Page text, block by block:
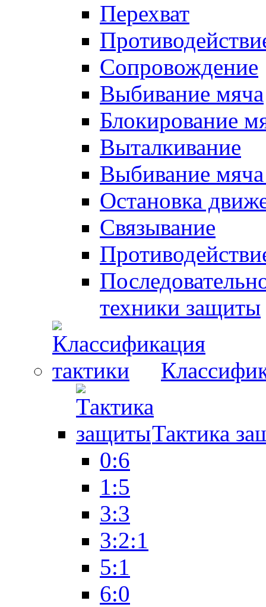
Перехват
Сопровождение
Выбивание мяча
Блокирование
Выталкивание
Выбивание
Остановка
Связывание
техники защиты
Тактика
0:6
1:5
3:3
3:2:1
5:1
6:0